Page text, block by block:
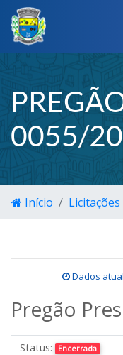
0055/
Início Licitações
Dados
Pregão
Status: Encerrada